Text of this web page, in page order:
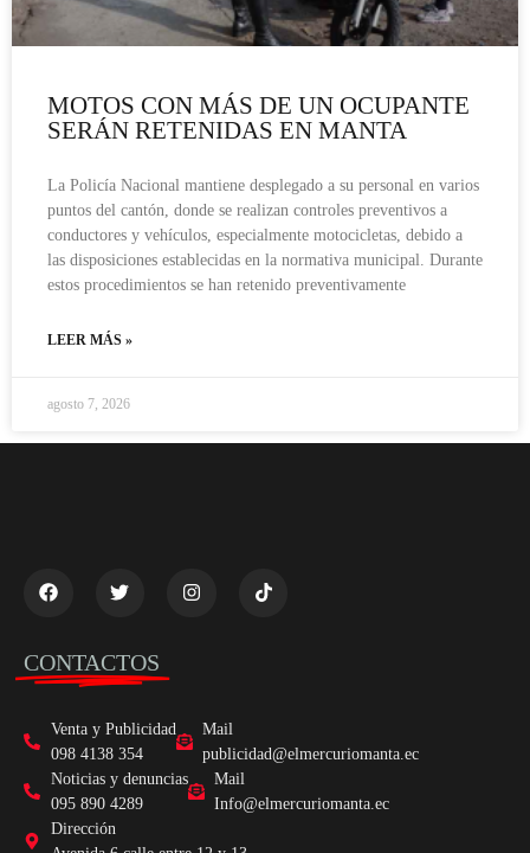
MOTOS CON MÁS DE UN OCUPANTE
SERÁN RETENIDAS EN MANTA
La Policía Nacional mantiene desplegado a su personal en varios
puntos del cantón, donde se realizan controles preventivos a
conductores y vehículos, especialmente motocicletas, debido a
las disposiciones establecidas en la normativa municipal. Durante
estos procedimientos se han retenido preventivamente
LEER MÁS »
agosto 7, 2026
CONTACTOS
Venta y Publicidad
098 4138 354
Mail
publicidad@elmercuriomanta.ec
Noticias y denuncias
095 890 4289
Mail
Info@elmercuriomanta.ec
Dirección